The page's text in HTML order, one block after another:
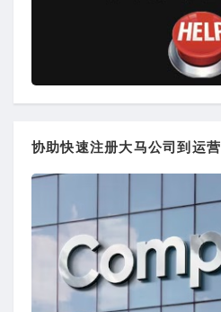
协助快速注册大马公司到运营